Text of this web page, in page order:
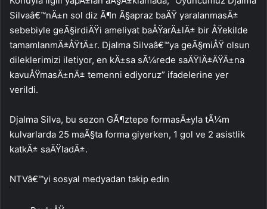
Silvaâ€™nÄ±n sol diz Ã¶n Ã§apraz baÄŸ yaralanmasÄ±
sebebiyle geÃ§irdiÄŸi ameliyat baÅŸarÄ±lÄ± bir ÅŸekilde
tamamlanmÄ±ÅŸtÄ±r. Djalma Silvaâ€™ya geÃ§miÅŸ olsun
dileklerimizi iletiyor, en kÄ±sa sÃ¼rede saÄŸlÄ±ÄŸÄ±na
kavuÅŸmasÄ±nÄ± temenni ediyoruz” ifadelerine yer
verildi.
Djalma Silva, bu sezon GÃ¶ztepe formasÄ±yla tÃ¼m
kulvarlarda 25 maÃ§ta forma giyerken, 1 gol ve 2 asistlik
katkÄ± saÄŸladÄ±.
NTVâ€™yi sosyal medyadan takip edin